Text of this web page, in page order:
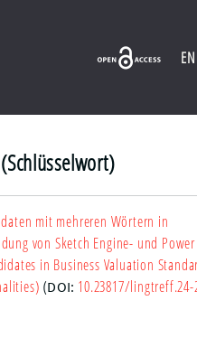
EN
mit mehreren Wörtern in
von Sketch Engine- und
in Business Valuation
(DOI: 10.23817/lingtreff.24-